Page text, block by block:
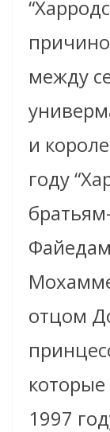
между
и
году
отцом
1997